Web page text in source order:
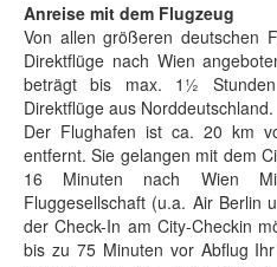
Anreise mit dem Flugzeug
Von allen größeren deutschen
Direktflüge nach Wien
beträgt bis max. 1½
Direktflüge aus Norddeutschland.
Der Flughafen ist ca. 20 km
entfernt. Sie gelangen mit dem
16 Minuten nach Wien
Fluggesellschaft (u.a. Air Berlin
der Check-In am City-Checkin
bis zu 75 Minuten vor Abflug